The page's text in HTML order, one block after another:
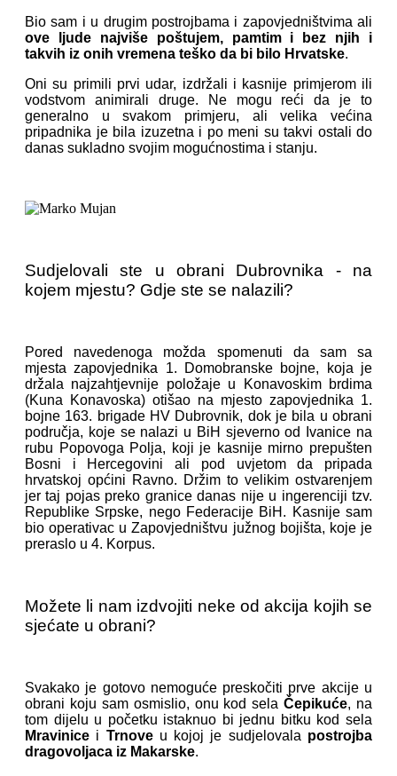
Bio sam i u drugim postrojbama i zapovjedništvima ali
ove ljude najviše poštujem, pamtim i bez njih i
takvih iz onih vremena teško da bi bilo Hrvatske.
Oni su primili prvi udar, izdržali i kasnije primjerom ili
vodstvom animirali druge. Ne mogu reći da je to
generalno u svakom primjeru, ali velika većina
pripadnika je bila izuzetna i po meni su takvi ostali do
danas sukladno svojim mogućnostima i stanju.
Sudjelovali ste u obrani Dubrovnika - na
kojem mjestu? Gdje ste se nalazili?
Pored navedenoga možda spomenuti da sam sa
mjesta zapovjednika 1. Domobranske bojne, koja je
držala najzahtjevnije položaje u Konavoskim brdima
(Kuna Konavoska) otišao na mjesto zapovjednika 1.
bojne 163. brigade HV Dubrovnik, dok je bila u obrani
područja, koje se nalazi u BiH sjeverno od Ivanice na
rubu Popovoga Polja, koji je kasnije mirno prepušten
Bosni i Hercegovini ali pod uvjetom da pripada
hrvatskoj općini Ravno. Držim to velikim ostvarenjem
jer taj pojas preko granice danas nije u ingerenciji tzv.
Republike Srpske, nego Federacije BiH. Kasnije sam
bio operativac u Zapovjedništvu južnog bojišta, koje je
preraslo u 4. Korpus.
Možete li nam izdvojiti neke od akcija kojih se
sjećate u obrani?
Svakako je gotovo nemoguće preskočiti prve akcije u
obrani koju sam osmislio, onu kod selaČepikuće, na
tom dijelu u početku istaknuo bi jednu bitku kod sela
Mravinice i Trnoveu kojoj je sudjelovala postrojba
dragovoljaca iz Makarske.